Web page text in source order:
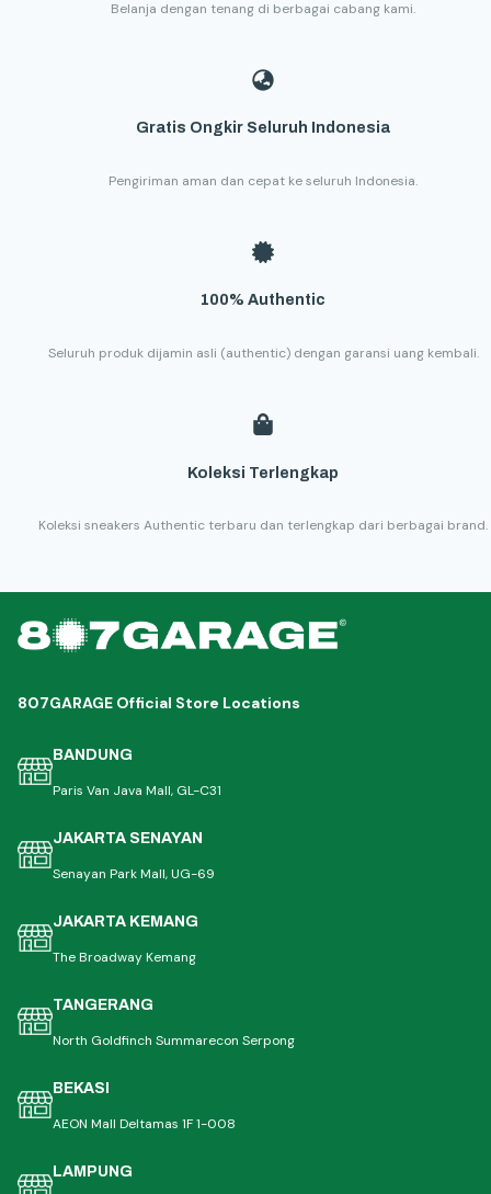
Belanja dengan tenang di berbagai cabang kami.
Gratis Ongkir Seluruh Indonesia
Pengiriman aman dan cepat ke seluruh Indonesia.
100% Authentic
Seluruh produk dijamin asli (authentic) dengan garansi uang kembali.
Koleksi Terlengkap
Koleksi sneakers Authentic terbaru dan terlengkap dari berbagai brand.
807GARAGE Official Store Locations
BANDUNG
Paris Van Java Mall, GL-C31
JAKARTA SENAYAN
Senayan Park Mall, UG-69
JAKARTA KEMANG
The Broadway Kemang
TANGERANG
North Goldfinch Summarecon Serpong
BEKASI
AEON Mall Deltamas 1F 1-008
LAMPUNG